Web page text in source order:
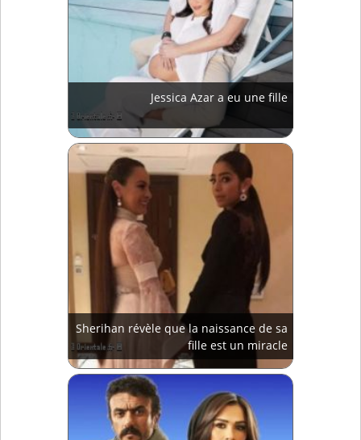
Jessica Azar a eu une fille
Sherihan révèle que la naissance de sa
fille est un miracle